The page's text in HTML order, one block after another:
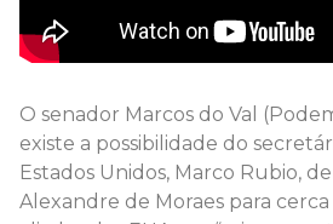
O senador Marcos do Val
existe a possibilidade do
Estados Unidos, Marco Rubio,
Alexandre de Moraes para cerca